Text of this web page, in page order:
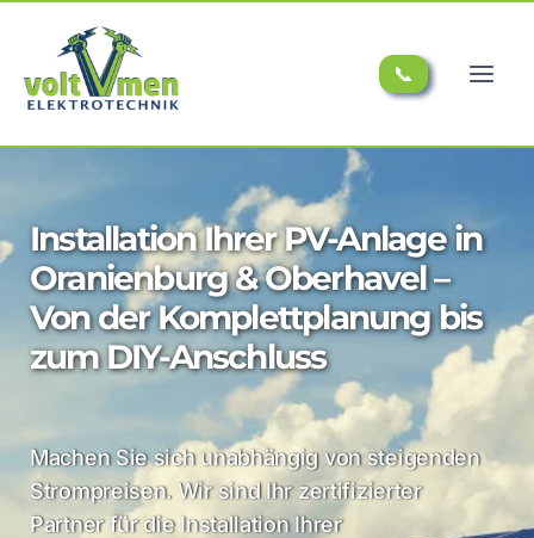
📞
Installation Ihrer PV-Anlage in
Oranienburg & Oberhavel –
Von der Komplettplanung bis
zum DIY-Anschluss
Machen Sie sich unabhängig von steigenden
Strompreisen. Wir sind Ihr zertifizierter
Partner für die Installation Ihrer